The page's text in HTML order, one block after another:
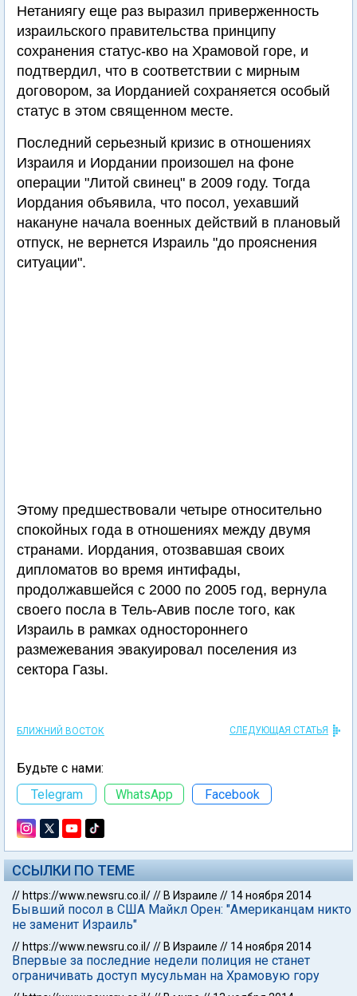
Нетаниягу еще раз выразил приверженность
израильского правительства принципу
сохранения статус-кво на Храмовой горе, и
подтвердил, что в соответствии с мирным
договором, за Иорданией сохраняется особый
статус в этом священном месте.
Последний серьезный кризис в отношениях
Израиля и Иордании произошел на фоне
операции "Литой свинец" в 2009 году. Тогда
Иордания объявила, что посол, уехавший
накануне начала военных действий в плановый
отпуск, не вернется Израиль "до прояснения
ситуации".
Этому предшествовали четыре относительно
спокойных года в отношениях между двумя
странами. Иордания, отозвавшая своих
дипломатов во время интифады,
продолжавшейся с 2000 по 2005 год, вернула
своего посла в Тель-Авив после того, как
Израиль в рамках одностороннего
размежевания эвакуировал поселения из
сектора Газы.
БЛИЖНИЙ ВОСТОК СЛЕДУЮЩАЯ СТАТЬЯ
Будьте с нами:
Telegram
WhatsApp Facebook
ССЫЛКИ ПО ТЕМЕ
// https://www.newsru.co.il/// В Израиле // 14 ноября 2014
Бывший посол в США Майкл Орен: "Американцам никто
не заменит Израиль"
// https://www.newsru.co.il/// В Израиле // 14 ноября 2014
Впервые за последние недели полиция не станет
ограничивать доступ мусульман на Храмовую гору